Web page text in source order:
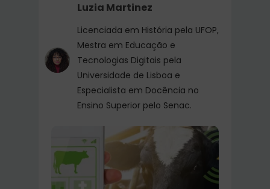
Luzia Martinez
Licenciada em História pela UFOP,
Mestra em Educação e
Tecnologias Digitais pela
Universidade de Lisboa e
Especialista em Docência no
Ensino Superior pelo Senac.